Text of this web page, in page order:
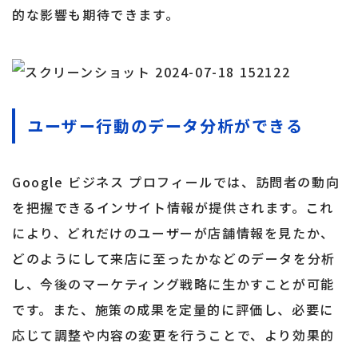
的な影響も期待できます。
ユーザー行動のデータ分析ができる
Google ビジネス プロフィールでは、訪問者の動向
を把握できるインサイト情報が提供されます。これ
により、どれだけのユーザーが店舗情報を見たか、
どのようにして来店に至ったかなどのデータを分析
し、今後のマーケティング戦略に生かすことが可能
です。また、施策の成果を定量的に評価し、必要に
応じて調整や内容の変更を行うことで、より効果的